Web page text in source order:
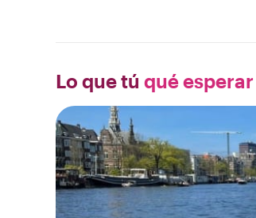
Lo que tú qué esperar